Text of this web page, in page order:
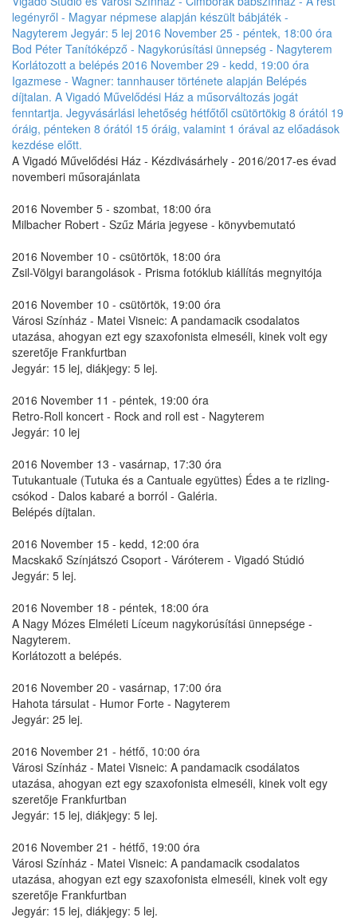
A Vigadó Művelődési Ház - Kézdivásárhely - 2016/2017-es évad
novemberi műsorajánlata
2016 November 5 - szombat, 18:00 óra
Milbacher Robert - Szűz Mária jegyese - könyvbemutató
2016 November 10 - csütörtök, 18:00 óra
Zsil-Völgyi barangolások - Prisma fotóklub kiállítás megnyitója
2016 November 10 - csütörtök, 19:00 óra
Városi Színház - Matei Visneic: A pandamacik csodalatos
utazása, ahogyan ezt egy szaxofonista elmeséli, kinek volt egy
szeretője Frankfurtban
Jegyár: 15 lej, diákjegy: 5 lej.
2016 November 11 - péntek, 19:00 óra
Retro-Roll koncert - Rock and roll est - Nagyterem
Jegyár: 10 lej
2016 November 13 - vasárnap, 17:30 óra
Tutukantuale (Tutuka és a Cantuale együttes) Édes a te rizling-
csókod - Dalos kabaré a borról - Galéria.
Belépés díjtalan.
2016 November 15 - kedd, 12:00 óra
Macskakő Színjátszó Csoport - Váróterem - Vigadó Stúdió
Jegyár: 5 lej.
2016 November 18 - péntek, 18:00 óra
A Nagy Mózes Elméleti Líceum nagykorúsítási ünnepsége -
Nagyterem.
Korlátozott a belépés.
2016 November 20 - vasárnap, 17:00 óra
Hahota társulat - Humor Forte - Nagyterem
Jegyár: 25 lej.
2016 November 21 - hétfő, 10:00 óra
Városi Színház - Matei Visneic: A pandamacik csodálatos
utazása, ahogyan ezt egy szaxofonista elmeséli, kinek volt egy
szeretője Frankfurtban
Jegyár: 15 lej, diákjegy: 5 lej.
2016 November 21 - hétfő, 19:00 óra
Városi Színház - Matei Visneic: A pandamacik csodalatos
utazása, ahogyan ezt egy szaxofonista elmeséli, kinek volt egy
szeretője Frankfurtban
Jegyár: 15 lej, diákjegy: 5 lej.